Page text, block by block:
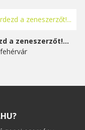
a zeneszerzőt!...